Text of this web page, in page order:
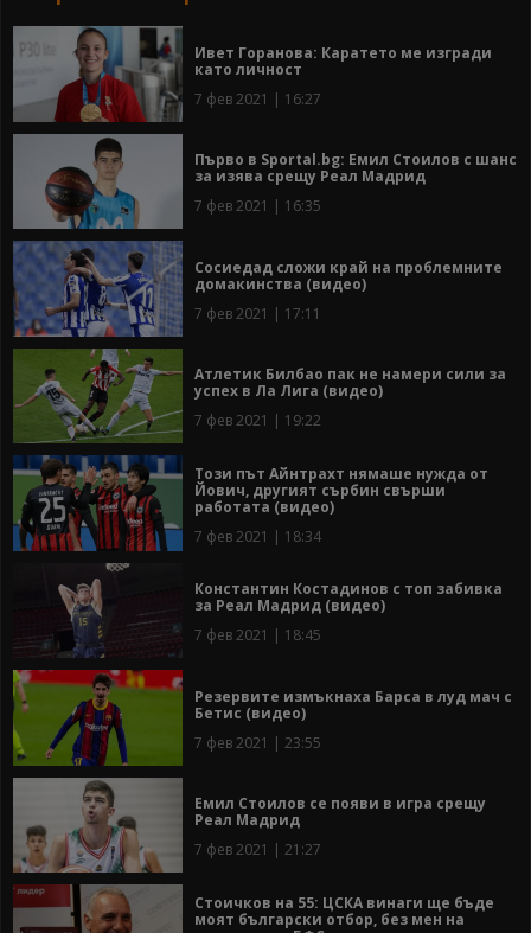
Ивет Горанова: Каратето ме изгради
като личност
7 фев 2021 | 16:27
Първо в Sportal.bg: Емил Стоилов с шанс
за изява срещу Реал Мадрид
7 фев 2021 | 16:35
Сосиедад сложи край на проблемните
домакинства (видео)
7 фев 2021 | 17:11
Атлетик Билбао пак не намери сили за
успех в Ла Лига (видео)
7 фев 2021 | 19:22
Този път Айнтрахт нямаше нужда от
Йович, другият сърбин свърши
работата (видео)
7 фев 2021 | 18:34
Константин Костадинов с топ забивка
за Реал Мадрид (видео)
7 фев 2021 | 18:45
Резервите измъкнаха Барса в луд мач с
Бетис (видео)
7 фев 2021 | 23:55
Емил Стоилов се появи в игра срещу
Реал Мадрид
7 фев 2021 | 21:27
Стоичков на 55: ЦСКА винаги ще бъде
моят български отбор, без мен на